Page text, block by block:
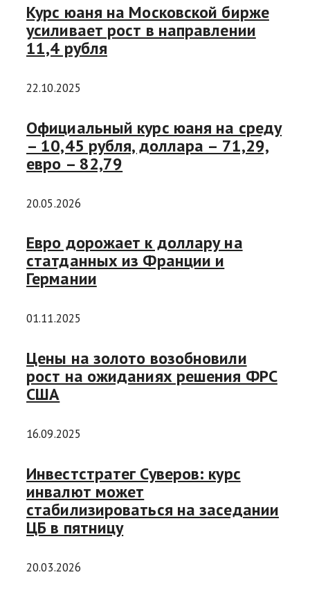
Курс юаня на Московской бирже
усиливает рост в направлении
11,4 рубля
22.10.2025
Официальный курс юаня на среду
– 10,45 рубля, доллара – 71,29,
евро – 82,79
20.05.2026
Евро дорожает к доллару на
статданных из Франции и
Германии
01.11.2025
Цены на золото возобновили
рост на ожиданиях решения ФРС
США
16.09.2025
Инвестстратег Суверов: курс
инвалют может
стабилизироваться на заседании
ЦБ в пятницу
20.03.2026